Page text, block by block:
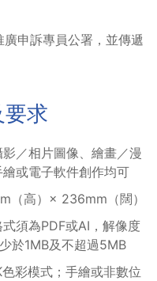
申訴專員公署，並傳遞
求
／相片圖像、繪畫／漫
或電子軟件創作均可
（高）× 236mm（闊）
須為PDF或AI，解像度
於1MB及不超過5MB
彩模式；手繪或非數位